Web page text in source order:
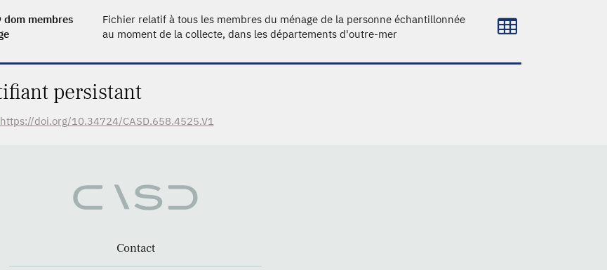
dom membres
Fichier relatif à tous les membres du ménage de la personne échantillonnée
au moment de la collecte, dans les départements d'outre-mer
persistant
https://doi.org/10.34724/CASD.658.4525.V1
Contact